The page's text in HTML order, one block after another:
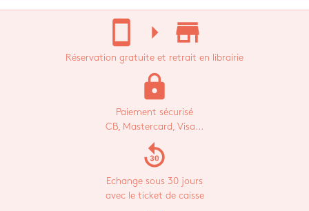
stay_current_portrait arrow_right store_mall_directory
Réservation gratuite et retrait en librairie
lock
Paiement sécurisé
CB, Mastercard, Visa...
replay_30
Echange sous 30 jours
avec le ticket de caisse